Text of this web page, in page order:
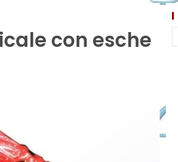
con esche